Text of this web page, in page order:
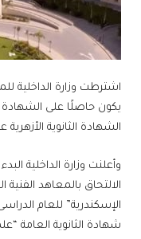
اشترطت وزارة الداخلية
يكون حاصلًا على الشهادة
الشهادة الثانوية
وأعلنت وزارة الداخلية
الالتحاق بالمعاهد الفنية
شهادة الثانوية العامة